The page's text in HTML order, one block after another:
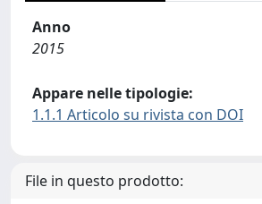
Anno
2015
Appare nelle tipologie:
1.1.1 Articolo su rivista con DOI
File in questo prodotto: